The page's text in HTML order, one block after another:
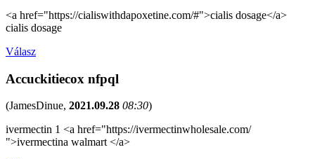
<a href="https://cialiswithdapoxetine.com/#">cialis dosage</a>
cialis dosage
Válasz
Accuckitiecox nfpql
(JamesDinue, 2021.09.28 08:30)
ivermectin 1 <a href="https://ivermectinwholesale.com/
">ivermectina walmart </a>